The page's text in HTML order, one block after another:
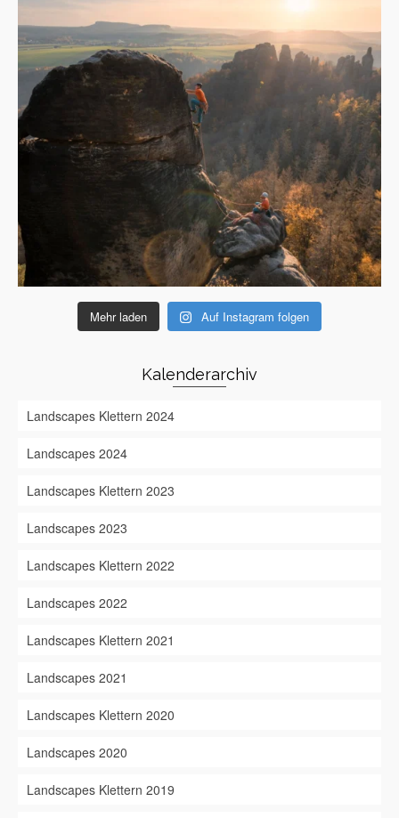
Mehr laden Auf Instagram folgen
Kalenderarchiv
Landscapes Klettern 2024
Landscapes 2024
Landscapes Klettern 2023
Landscapes 2023
Landscapes Klettern 2022
Landscapes 2022
Landscapes Klettern 2021
Landscapes 2021
Landscapes Klettern 2020
Landscapes 2020
Landscapes Klettern 2019